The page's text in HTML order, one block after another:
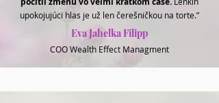
upokojujúci hlas je už len čerešničkou na torte.”
Eva Jahelka Filipp
COO Wealth Effect Managment